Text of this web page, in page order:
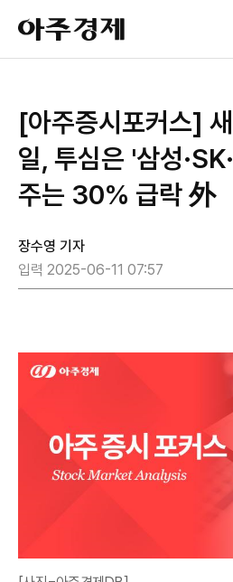
아
주
경
[아주증시포커스]
일, 투심은 '삼성
주는 30% 급락 外
장수영 기자
입력 2025-06-11 07:57